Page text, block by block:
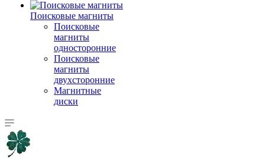
Поисковые магниты
Поисковые
магниты
односторонние
Поисковые
магниты
двухсторонние
Магнитные
диски